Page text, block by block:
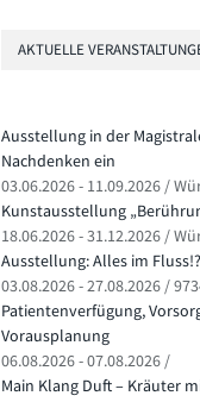
AKTUELLE
Ausstellung in der
Nachdenken ein
03.06.2026 - 11.09.2026 /
Kunstausstellung
18.06.2026 - 31.12.2026 /
Ausstellung: Alles im
03.08.2026 - 27.08.2026 /
Patientenverfügung,
Vorausplanung
06.08.2026 - 07.08.2026 /
Main Klang Duft – Kräuter